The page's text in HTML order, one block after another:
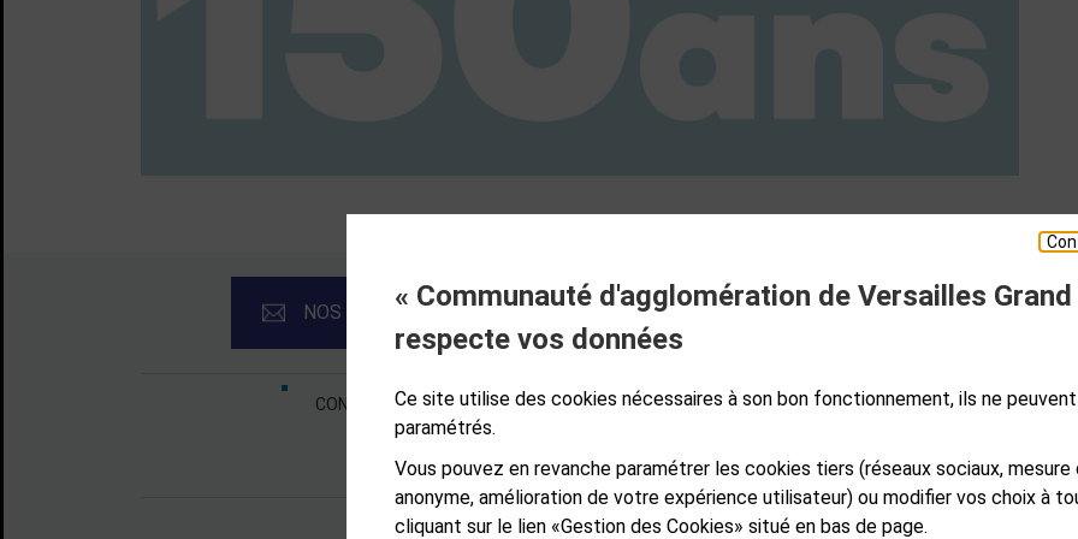
« Communauté d'agglomération de Versailles Grand
respecte vos données
Ce site utilise des cookies nécessaires à son bon fonctionnement, ils ne
paramétrés.
Vous pouvez en revanche paramétrer les cookies tiers (réseaux sociaux, mesure
anonyme, amélioration de votre expérience utilisateur) ou modifier vos choix à
cliquant sur le lien «Gestion des Cookies» situé en bas de page.
NOS NEWSLETTERS ESPACE PRESSE
Liens bas de page
CONTACT MENTIONS LÉGALES PLAN DE SITE ACCESSIBILITÉ NUMÉRIQUE
GESTION DES COOKIES